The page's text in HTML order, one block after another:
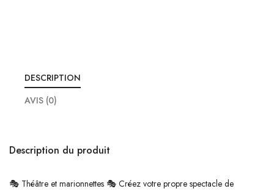
DESCRIPTION
AVIS (0)
Description du produit
🎭 Théâtre et marionnettes 🎭 Créez votre propre spectacle de